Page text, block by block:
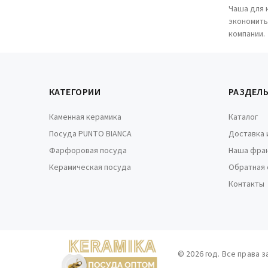
Чаша для
компании.
КАТЕГОРИИ
Каменная керамика
Посуда PUNTO BIANCA
Фарфоровая посуда
Керамическая посуда
Каталог
Доставка
Наша
Обратная
Контакты
© 2026 год. Все права